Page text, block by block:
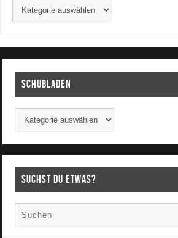
Schubladen
Suchst Du etwas?